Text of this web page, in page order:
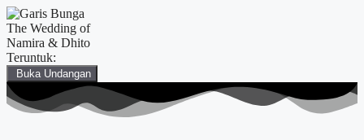
The Wedding of
Namira & Dhito
Teruntuk:
Buka Undangan